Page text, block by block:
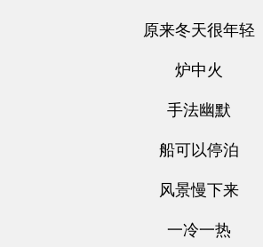
原来冬天很年轻
炉中火
手法幽默
船可以停泊
风景慢下来
一冷一热